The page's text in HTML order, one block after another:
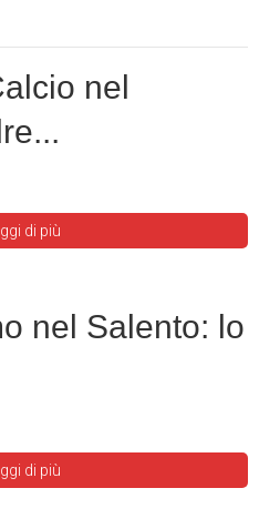
nel
di più
nel Salento: lo
di più